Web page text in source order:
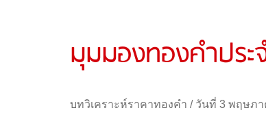
มุมมองทองคำปร
บทวิเคราะห์ราคาทองคำ / วันที่ 3 พฤษภา